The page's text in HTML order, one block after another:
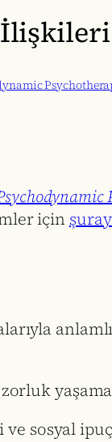
için
ve sosyal